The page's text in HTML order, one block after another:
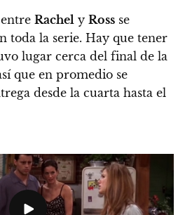
Rachel y Ross se
toda la serie. Hay que tener
lugar cerca del final de la
que en promedio se
desde la cuarta hasta el